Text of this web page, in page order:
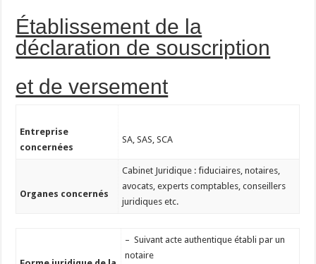
Établissement de la
déclaration de souscription
et de versement
Entreprise
concernées
SA, SAS, SCA
Organes concernés
Cabinet Juridique : fiduciaires, notaires,
avocats, experts comptables, conseillers
juridiques etc.
– Suivant acte authentique établi par un
notaire